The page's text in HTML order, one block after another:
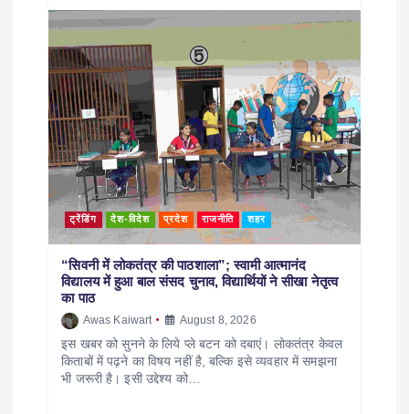
ट्रेंडिंग देश-विदेश प्रदेश राजनीति शहर
“सिवनी में लोकतंत्र की पाठशाला”; स्वामी आत्मानंद
विद्यालय में हुआ बाल संसद चुनाव, विद्यार्थियों ने सीखा नेतृत्व
का पाठ
Awas Kaiwart August 8, 2026
इस खबर को सुनने के लिये प्ले बटन को दबाएं। लोकतंत्र केवल
किताबों में पढ़ने का विषय नहीं है, बल्कि इसे व्यवहार में समझना
भी जरूरी है। इसी उद्देश्य को…